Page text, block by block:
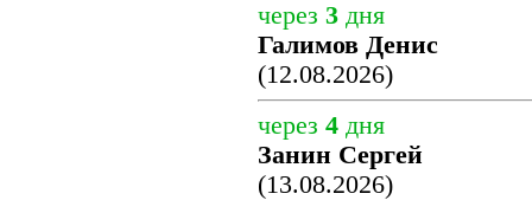
через 3 дня
Галимов Денис
(12.08.2026)
через 4 дня
Занин Сергей
(13.08.2026)